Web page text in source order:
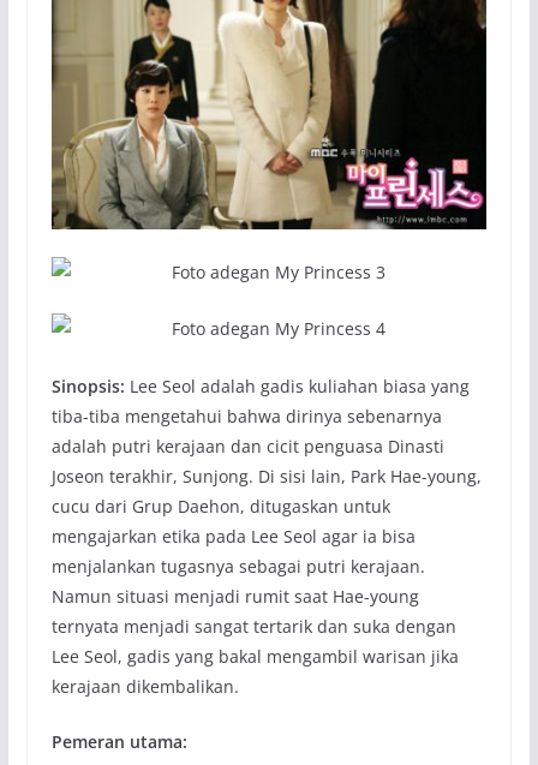
Sinopsis: Lee Seol adalah gadis kuliahan biasa yang
tiba-tiba mengetahui bahwa dirinya sebenarnya
adalah putri kerajaan dan cicit penguasa Dinasti
Joseon terakhir, Sunjong. Di sisi lain, Park Hae-young,
cucu dari Grup Daehon, ditugaskan untuk
mengajarkan etika pada Lee Seol agar ia bisa
menjalankan tugasnya sebagai putri kerajaan.
Namun situasi menjadi rumit saat Hae-young
ternyata menjadi sangat tertarik dan suka dengan
Lee Seol, gadis yang bakal mengambil warisan jika
kerajaan dikembalikan.
Pemeran utama: